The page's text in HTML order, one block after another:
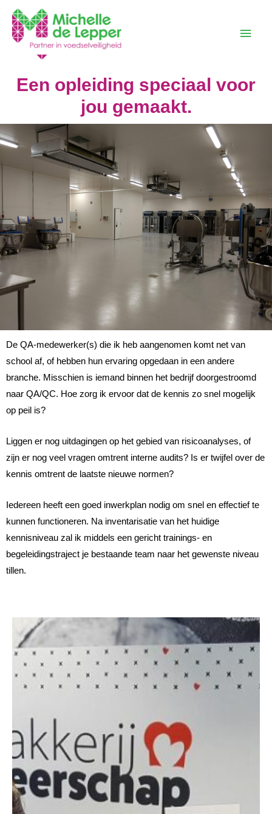
Een opleiding speciaal voor
jou gemaakt.
De QA-medewerker(s) die ik heb aangenomen komt net van
school af, of hebben hun ervaring opgedaan in een andere
branche. Misschien is iemand binnen het bedrijf doorgestroomd
naar QA/QC. Hoe zorg ik ervoor dat de kennis zo snel mogelijk
op peil is?
Liggen er nog uitdagingen op het gebied van risicoanalyses, of
zijn er nog veel vragen omtrent interne audits? Is er twijfel over de
kennis omtrent de laatste nieuwe normen?
Iedereen heeft een goed inwerkplan nodig om snel en effectief te
kunnen functioneren. Na inventarisatie van het huidige
kennisniveau zal ik middels een gericht trainings- en
begeleidingstraject je bestaande team naar het gewenste niveau
tillen.